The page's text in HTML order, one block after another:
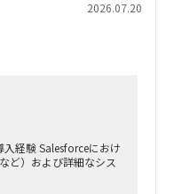
2026.07.20
入経験 Salesforceにおけ
ど）および詳細なシス